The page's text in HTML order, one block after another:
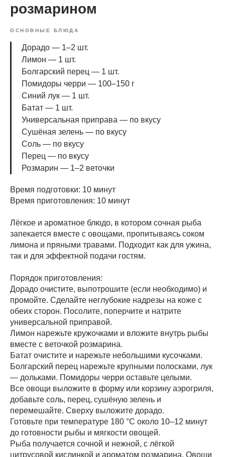
розмарином
ОСНОВНЫЕ БЛЮДА
Дорадо — 1–2 шт.
Лимон — 1 шт.
Болгарский перец — 1 шт.
Помидоры черри — 100–150 г
Синий лук — 1 шт.
Батат — 1 шт.
Универсальная приправа — по вкусу
Сушёная зелень — по вкусу
Соль — по вкусу
Перец — по вкусу
Розмарин — 1–2 веточки
Время подготовки: 10 минут
Время приготовления: 10 минут
Лёгкое и ароматное блюдо, в котором сочная рыба
запекается вместе с овощами, пропитываясь соком
лимона и пряными травами. Подходит как для ужина,
так и для эффектной подачи гостям.
Порядок приготовления:
Дорадо очистите, выпотрошите (если необходимо) и
промойте. Сделайте неглубокие надрезы на коже с
обеих сторон. Посолите, поперчите и натрите
универсальной приправой.
Лимон нарежьте кружочками и вложите внутрь рыбы
вместе с веточкой розмарина.
Батат очистите и нарежьте небольшими кусочками.
Болгарский перец нарежьте крупными полосками, лук
— дольками. Помидоры черри оставьте целыми.
Все овощи выложите в форму или корзину аэрогриля,
добавьте соль, перец, сушёную зелень и
перемешайте. Сверху выложите дорадо.
Готовьте при температуре 180 °C около 10–12 минут
до готовности рыбы и мягкости овощей.
Рыба получается сочной и нежной, с лёгкой
цитрусовой кислинкой и ароматом розмарина. Овощи